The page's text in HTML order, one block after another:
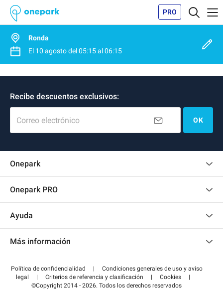
PRO
Ronda
El 10 agostodel05:15al06:15
Recibe descuentos exclusivos:
Correo electrónico OK
Onepark
Onepark PRO
Convertirse en colaborador
Acceder a mi área de colaborador
Ayuda
Pagar el aparcamiento FLOW
Más información
Guía de estacionamiento
Política de confidencialidad |
Condiciones generales de uso y aviso
legal
| Criterios de referencia y clasificación | Cookies
|
©Copyright 2014 - 2026. Todos los derechos reservados